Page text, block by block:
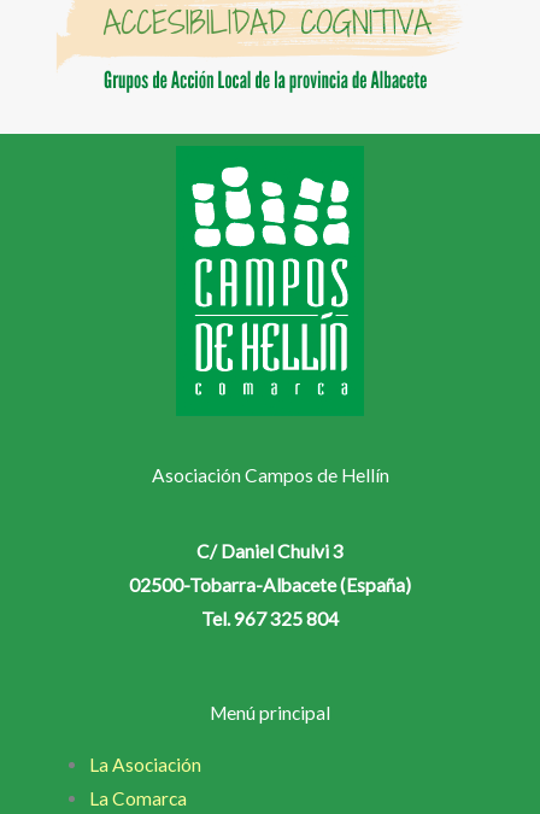
Asociación Campos de Hellín
C/ Daniel Chulvi 3
02500-Tobarra-Albacete (España)
Tel. 967 325 804
Menú principal
La Asociación
La Comarca